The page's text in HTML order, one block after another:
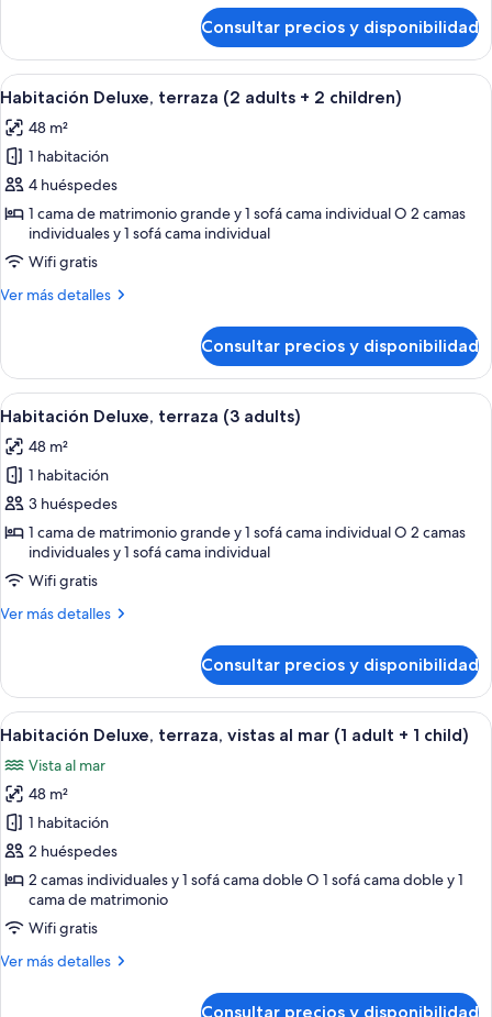
1
child)
Deluxe,
terraza
(2
+
child)
Consultar precios y disponibilidad
Abrir
todas
las
fotos
de
Habitación
Deluxe,
terraza
(2
2
children)
Un balcón con mesa y sillas, con
5
Habitación Deluxe, terraza (2 adults + 2 children)
48 m²
1 habitación
4 huéspedes
1 cama de matrimonio grande y 1 sofá cama individual O 2 camas
individuales y 1 sofá cama individual
Wifi gratis
Ver más detalles
Más
Deluxe,
terraza
(2
+
2
children)
Consultar precios y disponibilidad
Abrir
todas
las
fotos
de
Habitación
Deluxe,
terraza
(3
Un balcón con mesa y sillas, con
5
Habitación Deluxe, terraza (3 adults)
48 m²
1 habitación
3 huéspedes
1 cama de matrimonio grande y 1 sofá cama individual O 2 camas
individuales y 1 sofá cama individual
Wifi gratis
Ver más detalles
Más
Deluxe,
terraza
(3
Consultar precios y disponibilidad
Abrir
todas
las
fotos
de
Habitación
Deluxe,
terraza,
vistas
al
Una habitación de hotel con cama,
6
Habitación Deluxe, terraza, vistas al mar (1 adult + 1 child)
Vista al mar
48 m²
1 habitación
2 huéspedes
2 camas individuales y 1 sofá cama doble O 1 sofá cama doble y 1
cama de matrimonio
Wifi gratis
Ver más detalles
Más
Consultar precios y disponibilidad